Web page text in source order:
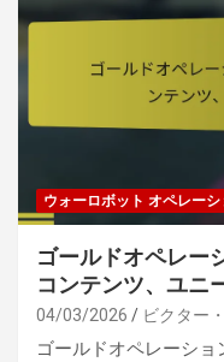
ウォーロボット オペレー
ゴールドオペレー
コンテンツ、ユニ
04/03/2026 ビクター
ゴールドオペレーシ